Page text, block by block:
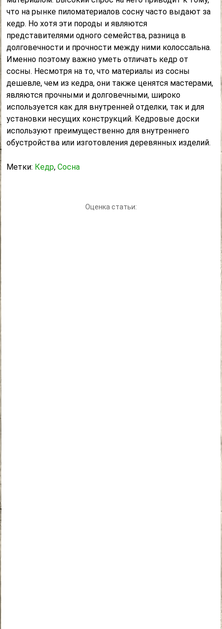
что на рынке пиломатериалов сосну часто выдают за
кедр. Но хотя эти породы и являются
представителями одного семейства, разница в
долговечности и прочности между ними колоссальна.
Именно поэтому важно уметь отличать кедр от
сосны. Несмотря на то, что материалы из сосны
дешевле, чем из кедра, они также ценятся мастерами,
являются прочными и долговечными, широко
используется как для внутренней отделки, так и для
установки несущих конструкций. Кедровые доски
используют преимущественно для внутреннего
обустройства или изготовления деревянных изделий.
Метки: Кедр,Сосна
Оценка статьи: